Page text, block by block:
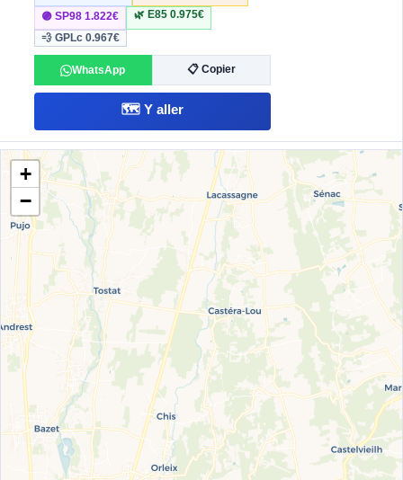
🟣 SP981.822€ 🌿 E85 0.975€
💨 GPLc0.967€
WhatsApp 📋 Copier
🗺️ Y aller
8 Casino
166 rue de la République, France
📍 1.8 km Màj Données de démonstration
⛽ Gazole 1.591€
🔴 SP95-E101.898€
🟣 SP981.935€ 🌿 E85 0.900€
💨 GPLc 1.088€
WhatsApp 📋 Copier
🗺️ Y aller
☆ Ajouter aux favoris
SP95-E10
1.898
39 rue de la République, France
📍 2.3 km Màj Données de démonstration
⛽ Gazole 1.745€
🔴 SP95-E101.915€
🟣 SP981.848€ 🌿 E850.987€
☆Ajouter aux favoris
SP95-E10
1.915
€/L
+
−